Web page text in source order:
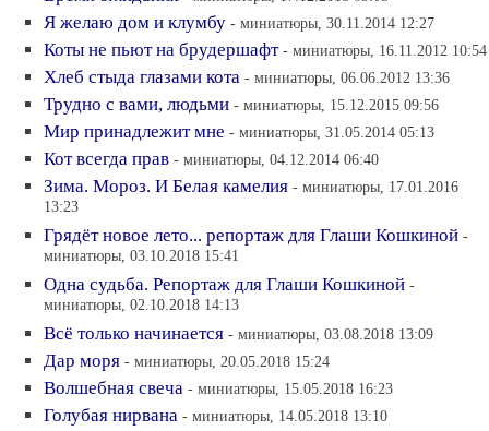
Я желаю дом и клумбу - миниатюры, 30.11.2014 12:27
Коты не пьют на брудершафт - миниатюры, 16.11.2012 10:54
Хлеб стыда глазами кота - миниатюры, 06.06.2012 13:36
Трудно с вами, людьми - миниатюры, 15.12.2015 09:56
Мир принадлежит мне - миниатюры, 31.05.2014 05:13
Кот всегда прав - миниатюры, 04.12.2014 06:40
Зима. Мороз. И Белая камелия - миниатюры, 17.01.2016
13:23
Грядёт новое лето... репортаж для Глаши Кошкиной -
миниатюры, 03.10.2018 15:41
Одна судьба. Репортаж для Глаши Кошкиной -
миниатюры, 02.10.2018 14:13
Всё только начинается - миниатюры, 03.08.2018 13:09
Дар моря - миниатюры, 20.05.2018 15:24
Волшебная свеча - миниатюры, 15.05.2018 16:23
Голубая нирвана - миниатюры, 14.05.2018 13:10